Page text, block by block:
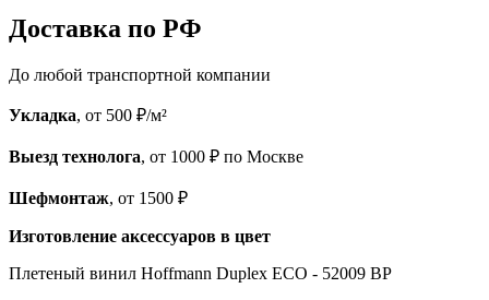
Доставка по РФ
До любой транспортной компании
Укладка, от 500 ₽/м²
Выезд технолога, от 1000 ₽ по Москве
Шефмонтаж, от 1500 ₽
Изготовление аксессуаров в цвет
Плетеный винил Hoffmann Duplex ECO - 52009 BP